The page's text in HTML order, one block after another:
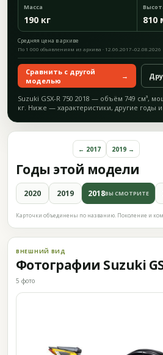
Масса
190 кг 810
Средняя цена в архиве
По 1 000 объявлениям из архива · 12.06.2017–02.08.2026
Сравнить с другой
моделью
→
Suzuki GSX-R 750 2018 — объём 749 см³,
кг. Ниже — характеристики, другие годы
Годы этой модели
← 2017 2019 →
2020 2019 2018ВЫ СМОТРИТЕ
Карточки объединены по названию. Поколение и
ВНЕШНИЙ ВИД
Фотографии Suzuki
5 фото